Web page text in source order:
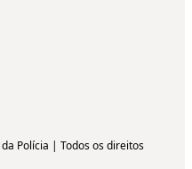
Polícia | Todos os direitos